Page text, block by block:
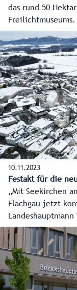
das rund 50
Bauten aus
1,7 Kilometer
Menge Orte zum
10.11.2023
Festakt für die
„Mit Seekirchen
Flachgau jetzt
neuen BH
Aufwertung von
besiegelte.